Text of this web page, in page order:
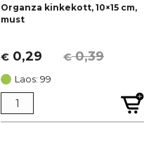
Organza kinkekott, 10×15 cm,
must
€0,39
Algne
hind
oli:
€ 0,39.
€ 0,29
Current
price
is:
€ 0,29.
Laos: 99